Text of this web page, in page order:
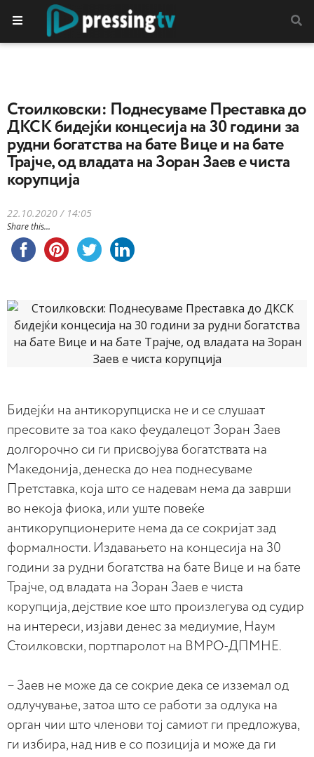
Стоилковски: Поднесуваме Преставка до
ДКСК бидејќи концесија на 30 години за
рудни богатства на бате Вице и на бате
Трајче, од владата на Зоран Заев е чиста
корупција
22.10.2020 / 14:05
Share this...
Бидејќи на антикорупциска не и се слушаат
пресовите за тоа како феудалецот Зоран Заев
долгорочно си ги присвојува богатствата на
Македонија, денеска до неа поднесуваме
Претставка, која што се надевам нема да заврши
во некоја фиока, или уште повеќе
антикорупционерите нема да се сокријат зад
формалности. Издавањето на концесија на 30
години за рудни богатства на бате Вице и на бате
Трајче, од владата на Зоран Заев е чиста
корупција, дејствие кое што произлегува од судир
на интереси, изјави денес за медиумие, Наум
Стоилковски, портпаролот на ВМРО-ДПМНЕ.
– Заев не може да се сокрие дека се изземал од
одлучување, затоа што се работи за одлука на
орган чии што членови тој самиот ги предложува,
ги избира, над нив е со позиција и може да ги